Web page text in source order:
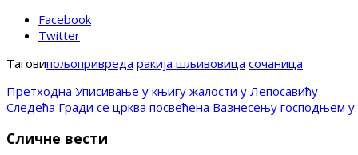
Facebook
Twitter
Таговипољопривреда ракија шљивовица сочаница
Претходна Уписивање у књигу жалости у Лепосавићу
Следећа Гради се црква посвећена Вазнесењу господњем
Сличне вести